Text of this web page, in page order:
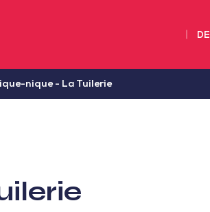
DE
nique - La Tuilerie